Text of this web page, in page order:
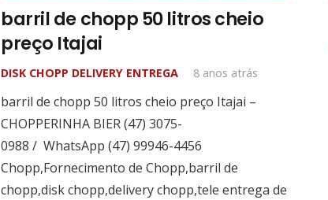
barril de chopp 50 litros cheio
preço Itajai
DISK CHOPP DELIVERY ENTREGA 8 anos atrás
barril de chopp 50 litros cheio preço Itajai –
CHOPPERINHA BIER (47) 3075-
0988 / WhatsApp (47) 99946-4456
Chopp,Fornecimento de Chopp,barril de
chopp,disk chopp,delivery chopp,tele entrega de